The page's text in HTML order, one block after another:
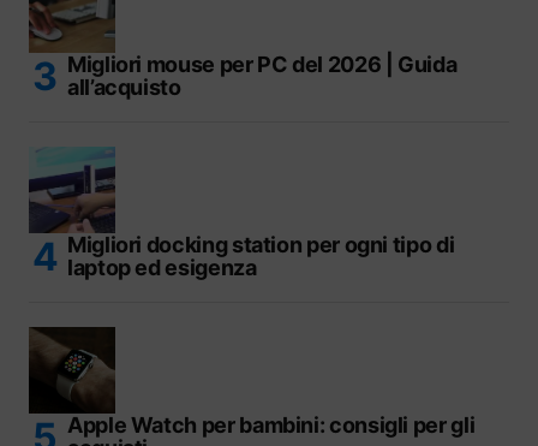
Migliori mouse per PC del 2026 | Guida
all’acquisto
Migliori docking station per ogni tipo di
laptop ed esigenza
Apple Watch per bambini: consigli per gli